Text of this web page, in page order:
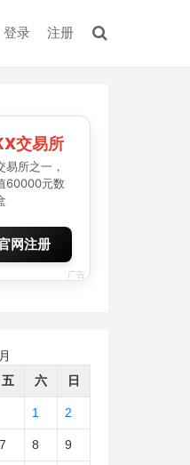
登录 注册
交易所
易所之一，
60000元数
网注册
广告
五 六 日
1 2
7 8 9